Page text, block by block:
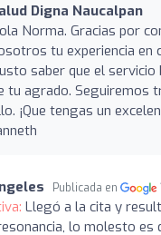
Digna Naucalpan
Norma. Gracias por
tu experiencia en
saber que el servicio
tu agrado. Seguiremos
¡Que tengas un
Publicada en
Llegó a la cita y
lo molesto es